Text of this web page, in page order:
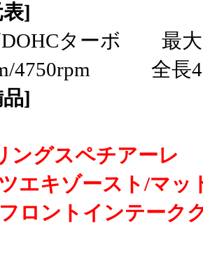
]
DOHCターボ 最大
m/4750rpm 全長
]
ングスペチアーレ
ツエキゾースト/マ
ロントインテーク